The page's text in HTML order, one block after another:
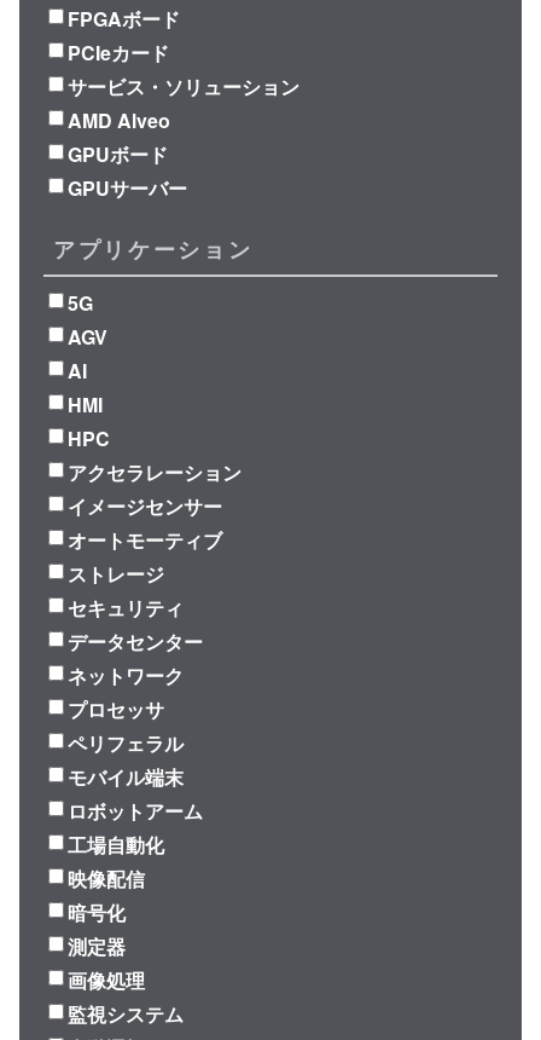
FPGAボード
PCIeカード
サービス・ソリューション
AMD Alveo
GPUボード
GPUサーバー
アプリケーション
5G
AGV
AI
HMI
HPC
アクセラレーション
イメージセンサー
オートモーティブ
ストレージ
セキュリティ
データセンター
ネットワーク
プロセッサ
ペリフェラル
モバイル端末
ロボットアーム
工場自動化
映像配信
暗号化
測定器
画像処理
監視システム